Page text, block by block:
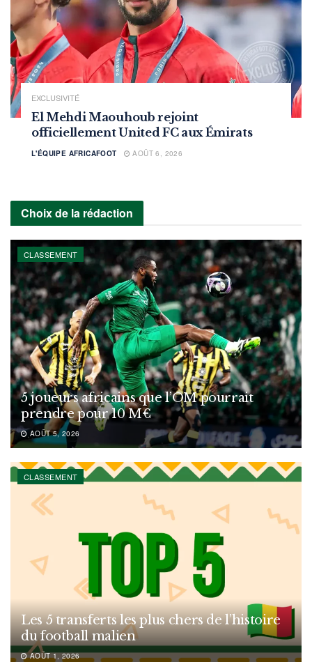
EXCLUSIVITÉ
El Mehdi Maouhoub rejoint
officiellement United FC aux Émirats
L'ÉQUIPE AFRICAFOOT AOÛT 6, 2026
Choix de la rédaction
CLASSEMENT
5 joueurs africains que l’OM pourrait
prendre pour 10 M€
AOÛT 5, 2026
CLASSEMENT
Les 5 transferts les plus chers de l’histoire
du football malien
AOÛT 1, 2026